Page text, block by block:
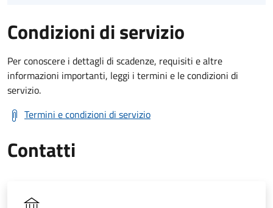
Condizioni di servizio
Per conoscere i dettagli di scadenze, requisiti e altre
informazioni importanti, leggi i termini e le condizioni di
servizio.
Termini e condizioni di servizio
Contatti